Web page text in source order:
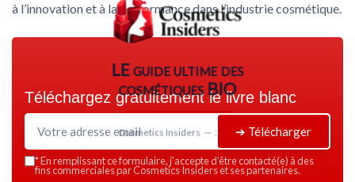
à l’innovation et à la performance dans l’industrie cosmétique.
LE guide ultime des
cosmétiques BIO
Cosmetics Insiders — 2026
Téléchargez gratuitement le livre blanc
➔ Télécharger
*En remplissant ce formulaire, j’accepte d’être contacté(e) à des
fins commerciales par Cosmetics Insiders et ses partenaires.